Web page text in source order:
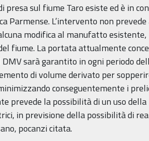
presa sul fiume Taro esiste ed è in
Parmense. L’intervento non
modifica al manufatto
fiume. La portata attualmente
sarà garantito in ogni periodo
di volume derivato per
conseguentemente i
prevede la possibilità di un uso
in previsione della possibilità di
pocanzi citata.